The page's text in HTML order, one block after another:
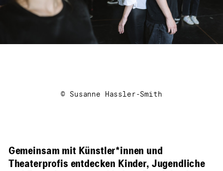
© Susanne Hassler-Smith
Gemeinsam mit Künstler*innen und
Theaterprofis entdecken Kinder, Jugendliche